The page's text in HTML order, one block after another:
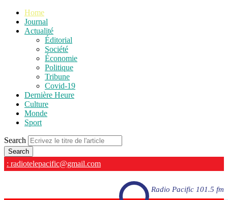
Home
Journal
Actualité
Éditorial
Société
Économie
Politique
Tribune
Covid-19
Dernière Heure
Culture
Monde
Sport
Search
: radiotelepacific@gmail.com
Radio Pacific 101.5 fm